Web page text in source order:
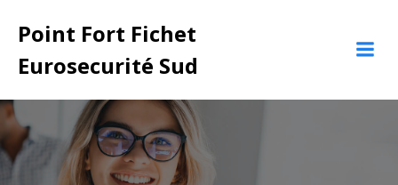
Point Fort Fichet
Eurosecurité Sud